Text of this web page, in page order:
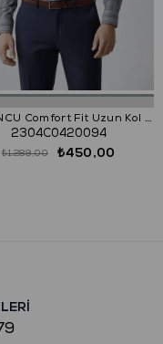
TURUNCU Comfort Fit Uzun Kol Gömlek
2304C0420094
₺450,00
₺1.289,00